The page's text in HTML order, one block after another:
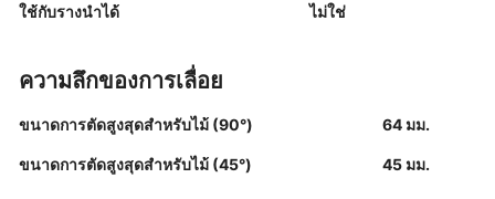
ใช้กับรางนำได้ ไม่ใช่
ความลึกของการเลื่อย
ขนาดการตัดสูงสุดสำหรับไม้ (90°) 64 มม.
ขนาดการตัดสูงสุดสำหรับไม้ (45°) 45 มม.